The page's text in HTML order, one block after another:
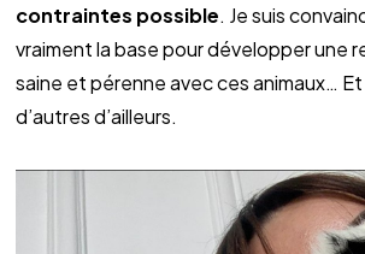
contraintes possible. Je suis
vraiment la base pour développer une
saine et pérenne avec ces animaux…
d’autres d’ailleurs.